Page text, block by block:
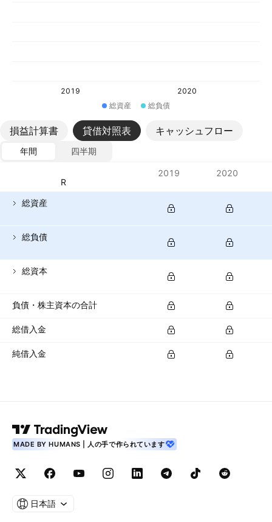
2019
2020
総資産
総負債
損益計算書 貸借対照表 キャッシュフロー
年間
四半期
通貨: EUR
2019 2020
総資産
総負債
総資本
負債・株主資本の合計
総借入金
純借入金
MADE BY HUMANS | 人の手で作られています
日本語